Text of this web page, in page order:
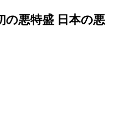
の悪特盛 日本の悪